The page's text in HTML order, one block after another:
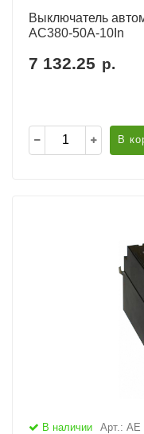
Выключатель
AC380-50А-10In
7 132.25 р.
В
В наличии Арт.: АЕ